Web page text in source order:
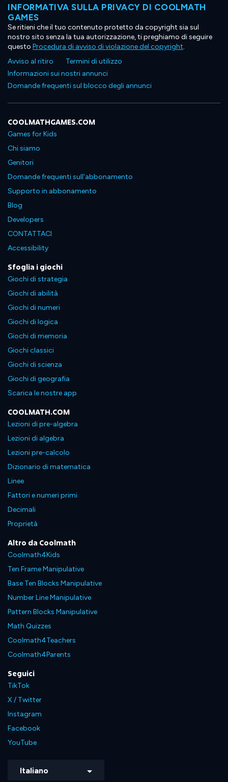
INFORMATIVA SULLA PRIVACY DI COOLMATH
GAMES
Se ritieni che il tuo contenuto protetto da copyright sia sul
nostro sito senza la tua autorizzazione, ti preghiamo di seguire
questo Procedura di avviso di violazione del copyright.
Avviso al ritiro
Termini di utilizzo
Informazioni sui nostri annunci
Domande frequenti sul blocco degli annunci
COOLMATHGAMES.COM
Games for Kids
Chi siamo
Genitori
Domande frequenti sull'abbonamento
Supporto in abbonamento
Blog
Developers
CONTATTACI
Accessibility
Sfoglia i giochi
Giochi di strategia
Giochi di abilità
Giochi di numeri
Giochi di logica
Giochi di memoria
Giochi classici
Giochi di scienza
Giochi di geografia
Scarica le nostre app
COOLMATH.COM
Lezioni di pre-algebra
Lezioni di algebra
Lezioni pre-calcolo
Dizionario di matematica
Linee
Fattori e numeri primi
Decimali
Proprietà
Altro da Coolmath
Coolmath4Kids
Ten Frame Manipulative
Base Ten Blocks Manipulative
Number Line Manipulative
Pattern Blocks Manipulative
Math Quizzes
Coolmath4Teachers
Coolmath4Parents
Seguici
TikTok
X / Twitter
Instagram
Facebook
YouTube
Italiano